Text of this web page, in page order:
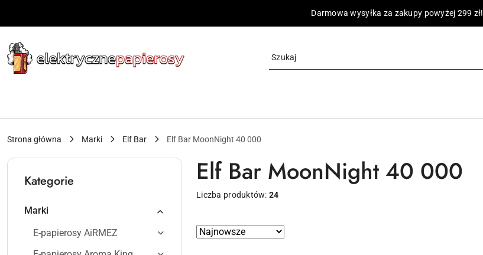
Darmowa wysyłka za zakupy powyżej 299 zł!
Strona główna Marki Elf Bar Elf Bar MoonNight 40 000
Kategorie
Marki
E-papierosy AiRMEZ
Elf Bar MoonNight 40 000
Liczba produktów:24
Zastosowano
Sortuj